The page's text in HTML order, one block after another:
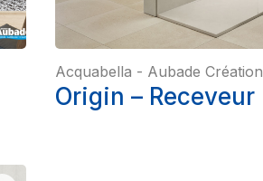
Acquabella - Aubade Création
Origin – Receveur